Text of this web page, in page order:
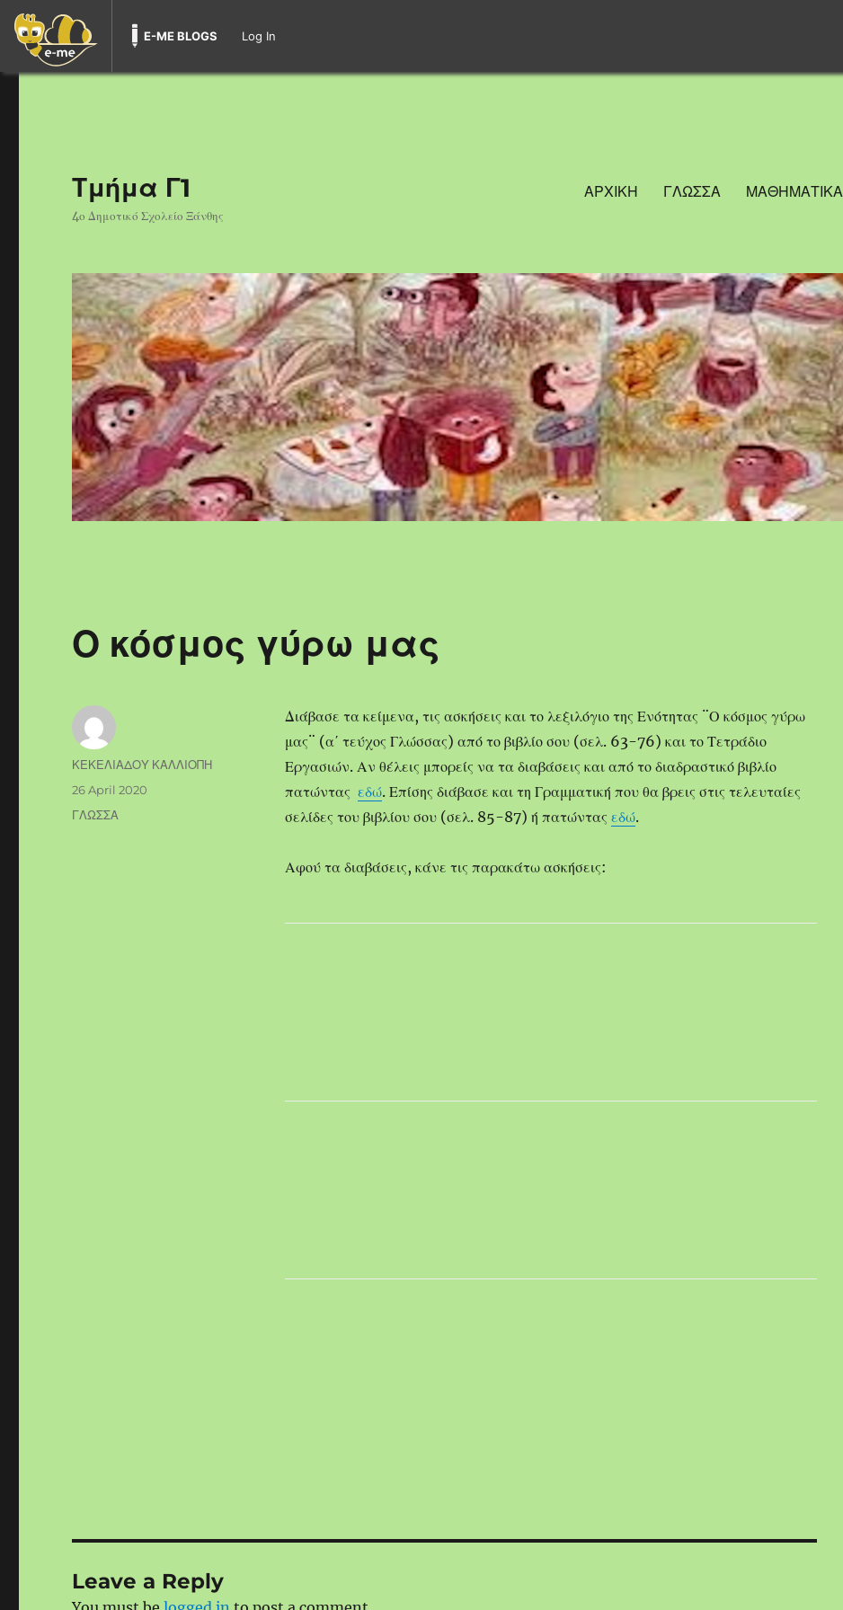
E-ME BLOGS Log In
Τμήμα Γ1
4ο Δημοτικό Σχολείο Ξάνθης
ΑΡΧΙΚΗ ΓΛΩΣΣΑ ΜΑΘΗΜΑΤΙΚΑ
Ο κόσμος γύρω μας
Διάβασε τα κείμενα, τις ασκήσεις και το λεξιλόγιο της Ενότητας ¨Ο κόσμος γύρω
μας¨ (α΄ τεύχος Γλώσσας) από το βιβλίο σου (σελ. 63-76) και το Τετράδιο
Εργασιών. Αν θέλεις μπορείς να τα διαβάσεις και από το διαδραστικό βιβλίο
πατώντας εδώ. Επίσης διάβασε και τη Γραμματική που θα βρεις στις τελευταίες
σελίδες του βιβλίου σου (σελ. 85-87) ή πατώντας εδώ.
Αφού τα διαβάσεις, κάνε τις παρακάτω ασκήσεις:
Author
ΚΕΚΕΛΙΑΔΟΥ ΚΑΛΛΙΟΠΗ
Posted
on
26 April 2020
Categories
ΓΛΩΣΣΑ
Leave a Reply